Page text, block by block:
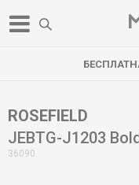
ROSEFIELD
JEBTG-J1203
36090